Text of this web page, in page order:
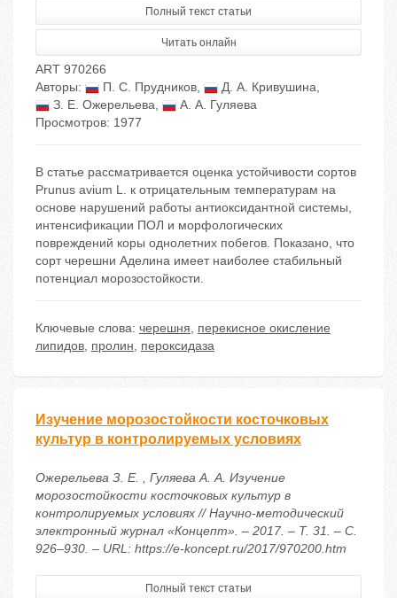
Полный текст статьи
Читать онлайн
ART 970266
Авторы:
П. С. Прудников, Д. А. Кривушина,
З. Е. Ожерельева,
А. А. Гуляева
Просмотров: 1977
В статье рассматривается оценка устойчивости сортов
Prunus avium L. к отрицательным температурам на
основе нарушений работы антиоксидантной системы,
интенсификации ПОЛ и морфологических
повреждений коры однолетних побегов. Показано, что
сорт черешни Аделина имеет наиболее стабильный
потенциал морозостойкости.
Ключевые слова: черешня, перекисное окисление
липидов, пролин, пероксидаза
Изучение морозостойкости косточковых
культур в контролируемых условиях
Ожерельева З. Е. , Гуляева А. А. Изучение
морозостойкости косточковых культур в
контролируемых условиях // Научно-методический
электронный журнал «Концепт». – 2017. – Т. 31. – С.
926–930. – URL: https://e-koncept.ru/2017/970200.htm
Полный текст статьи